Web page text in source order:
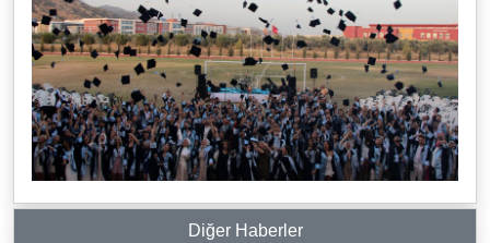
Diğer Haberler